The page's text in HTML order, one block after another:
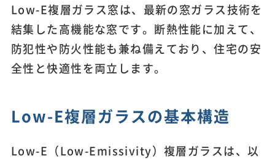
Low-E複層ガラス窓は、最新の窓ガラス技術を
結集した高機能な窓です。断熱性能に加えて、
防犯性や防火性能も兼ね備えており、住宅の安
全性と快適性を両立します。
Low-E複層ガラスの基本構造
Low-E（Low-Emissivity）複層ガラスは、以